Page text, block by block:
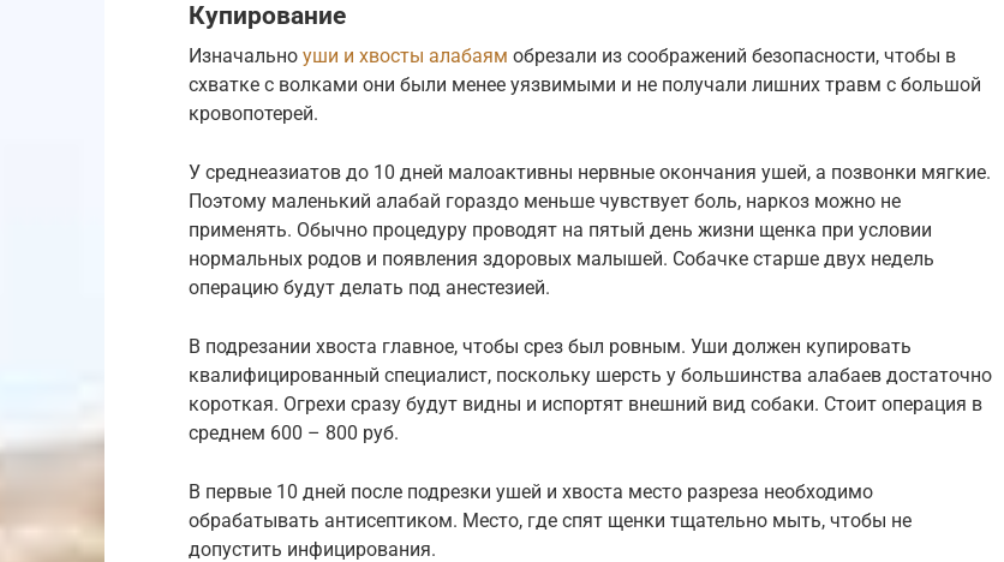
Купирование
Изначально уши и хвосты алабаям обрезали из соображений безопасности, чтобы в
схватке с волками они были менее уязвимыми и не получали лишних травм с большой
кровопотерей.
У среднеазиатов до 10 дней малоактивны нервные окончания ушей, а позвонки мягкие.
Поэтому маленький алабай гораздо меньше чувствует боль, наркоз можно не
применять. Обычно процедуру проводят на пятый день жизни щенка при условии
нормальных родов и появления здоровых малышей. Собачке старше двух недель
операцию будут делать под анестезией.
В подрезании хвоста главное, чтобы срез был ровным. Уши должен купировать
квалифицированный специалист, поскольку шерсть у большинства алабаев достаточно
короткая. Огрехи сразу будут видны и испортят внешний вид собаки. Стоит операция в
среднем 600 – 800 руб.
В первые 10 дней после подрезки ушей и хвоста место разреза необходимо
обрабатывать антисептиком. Место, где спят щенки тщательно мыть, чтобы не
допустить инфицирования.